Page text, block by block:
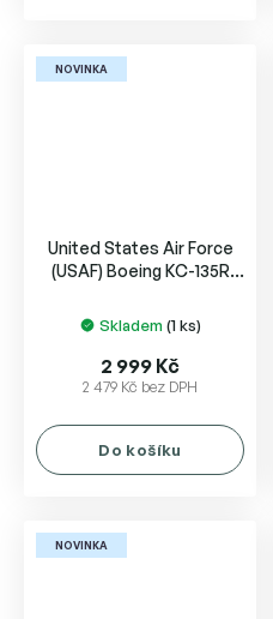
NOVINKA
United States Air Force
(USAF) Boeing KC-135R
Skladem (1 ks)
2 479 Kč bez DPH
2 999 Kč
Do košíku
NOVINKA